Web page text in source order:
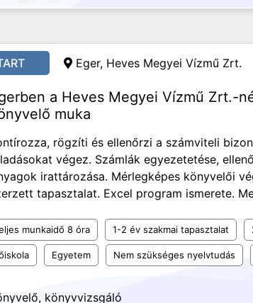
Eger, Heves Megyei Vízmű Zrt.
a Heves Megyei Vízmű Zrt.-
muka
rögzíti és ellenőrzi a számviteli
végez. Számlák egyezetetése,
irattározása. Mérlegképes könyvelői
tapasztalat. Excel program ismerete.
munkaidő 8 óra 1-2 év szakmai tapasztalat
Egyetem Nem szükséges nyelvtudás
könyvvizsgáló